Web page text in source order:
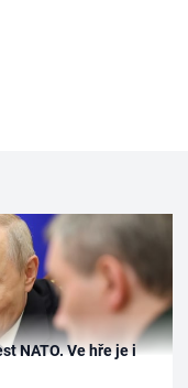
NATO. Ve hře je i